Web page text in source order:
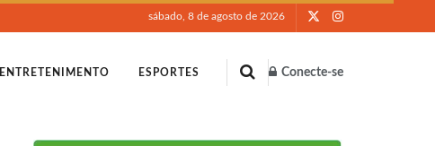
sábado, 8 de agosto de 2026
ENTRETENIMENTO ESPORTES Conecte-se